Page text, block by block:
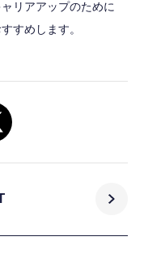
リアアップのために
すめします。